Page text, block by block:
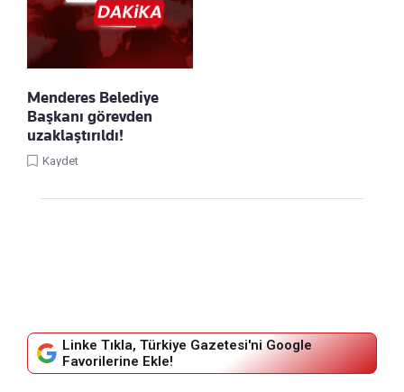
Menderes Belediye
Başkanı görevden
uzaklaştırıldı!
Kaydet
Linke Tıkla, Türkiye Gazetesi'ni Google
Favorilerine Ekle!